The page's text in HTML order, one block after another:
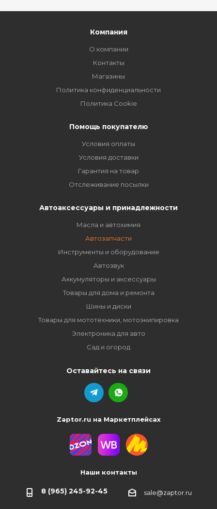
Компания
О компании
Контакты
Магазины
Политика конфиденциальности
Политика Cookie
Помощь покупателю
Условия оплаты
Условия доставки
Гарантия на товар
Отслеживание посылки
Автоаксессуары и принадлежности
Масла и автохимия
Автозапчасти
Инструменты и оборудование
Автозвук
Аккумуляторы и аксессуары
Товары для дома и ремонта
Шины и диски
Товары для мототехники, мотоэкипировка
Электроника для авто
Сад и огород
Оставайтесь на связи
Zaptor.ru на Маркетплейсах
Наши контакты
8 (965) 245-92-45 sale@zaptor.ru